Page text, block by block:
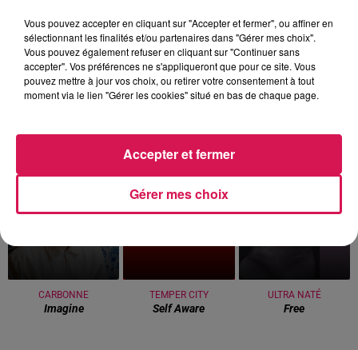
Revivez les meilleurs moments de la Ligne des Auditeurs
CARBONNE
Imagine
5h23
5h23
TEMPER CITY
Self Aware
ULTRA NATÉ
Free
Vous pouvez accepter en cliquant sur "Accepter et fermer", ou affiner en
sélectionnant les finalités et/ou partenaires dans "Gérer mes choix".
Vous pouvez également refuser en cliquant sur "Continuer sans
accepter". Vos préférences ne s'appliqueront que pour ce site. Vous
pouvez mettre à jour vos choix, ou retirer votre consentement à tout
moment via le lien "Gérer les cookies" situé en bas de chaque page.
Gérer mes choix
Accepter et fermer